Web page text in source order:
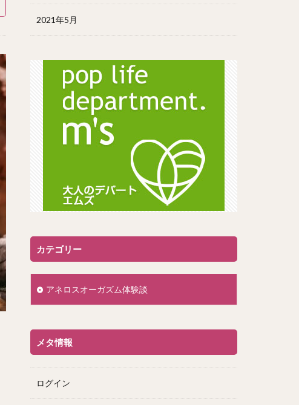
2021年5月
カテゴリー
アネロスオーガズム体験談
メタ情報
ログイン